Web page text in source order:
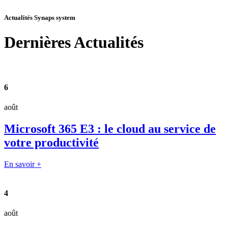
Actualités Synaps system
DernièresActualités
6
août
Microsoft 365 E3 : le cloud au service de
votre productivité
En savoir +
4
août